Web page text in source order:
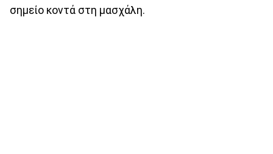
σημείο κοντά στη μασχάλη.